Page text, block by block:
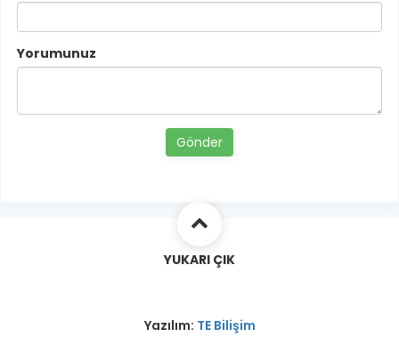
Yorumunuz
Gönder
YUKARI ÇIK
Yazılım: TE Bilişim